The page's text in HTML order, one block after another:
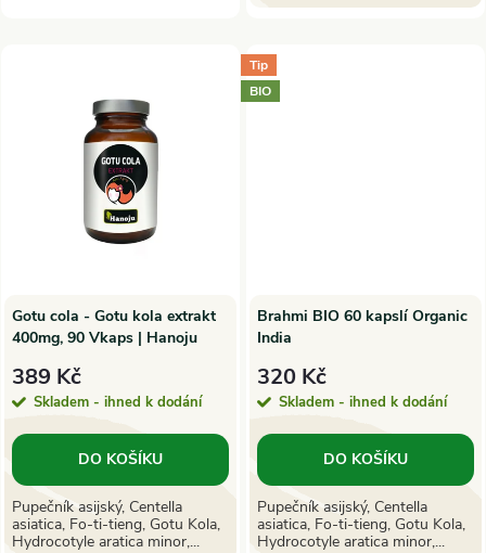
Gotu cola - Gotu kola extrakt
400mg, 90 Vkaps | Hanoju
389 Kč
Skladem - ihned k dodání
DO KOŠÍKU
Pupečník asijský, Centella
asiatica, Fo-ti-tieng, Gotu Kola,
Hydrocotyle aratica minor,...
Tip
BIO
Brahmi BIO 60 kapslí Organic
India
320 Kč
Skladem - ihned k dodání
DO KOŠÍKU
Pupečník asijský, Centella
asiatica, Fo-ti-tieng, Gotu Kola,
Hydrocotyle aratica minor,...